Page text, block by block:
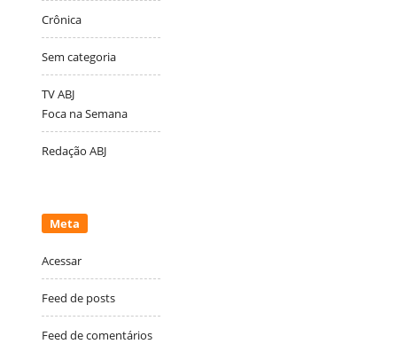
Crônica
Sem categoria
TV ABJ
Foca na Semana
Redação ABJ
Meta
Acessar
Feed de posts
Feed de comentários